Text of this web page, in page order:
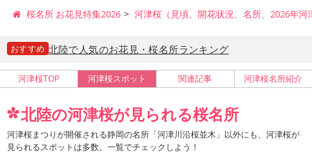
桜名所 お花見特集2026 河津桜（見頃、開花状況、名所、2026年河
おすすめ 北陸で人気のお花見・桜名所ランキング
河津桜TOP 河津桜スポット 関連記事 河津桜名所紹介
北陸の河津桜が見られる桜名所
河津桜まつりが開催される静岡の名所「河津川沿桜並木」以外にも、河津桜が
見られるスポットは多数。一覧でチェックしよう！